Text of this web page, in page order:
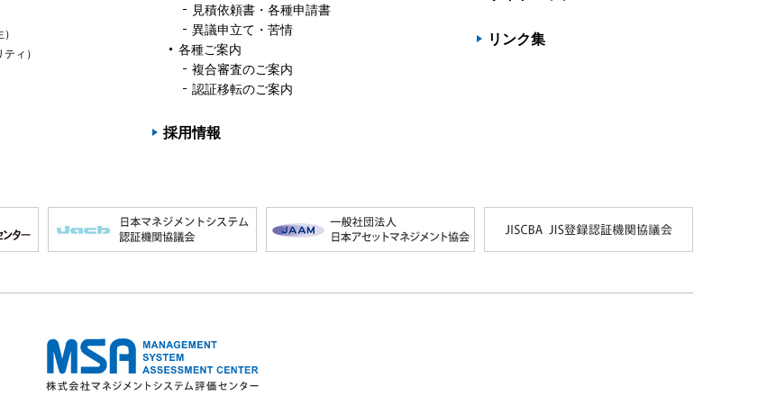
ィ）
見積依頼書・各種申請書
異議申立て・苦情
各種ご案内
複合審査のご案内
認証移転のご案内
採用情報
リンク集